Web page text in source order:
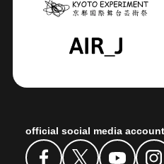
official social media account